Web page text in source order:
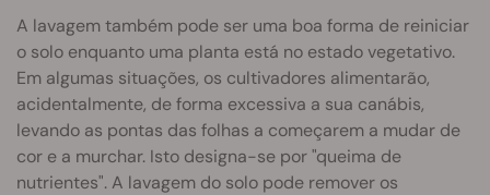
A lavagem também pode ser uma boa forma de reiniciar
o solo enquanto uma planta está no estado vegetativo.
Em algumas situações, os cultivadores alimentarão,
acidentalmente, de forma excessiva a sua canábis,
levando as pontas das folhas a começarem a mudar de
cor e a murchar. Isto designa-se por "queima de
nutrientes". A lavagem do solo pode remover os